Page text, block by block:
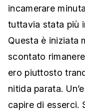
incamerare
tuttavia stata più
Questa è iniziata
scontato
ero piuttosto
nitida parata.
capire di esserci.